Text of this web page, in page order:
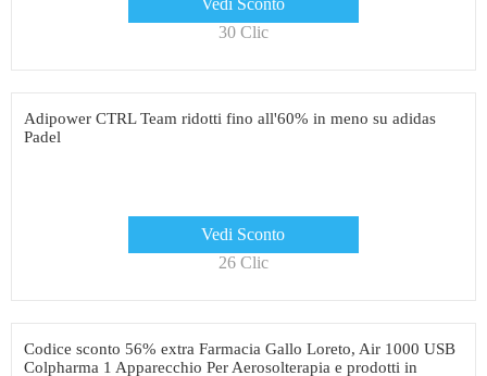
Vedi Sconto
30 Clic
Adipower CTRL Team ridotti fino all'60% in meno su adidas
Padel
Vedi Sconto
26 Clic
Codice sconto 56% extra Farmacia Gallo Loreto, Air 1000 USB
Colpharma 1 Apparecchio Per Aerosolterapia e prodotti in